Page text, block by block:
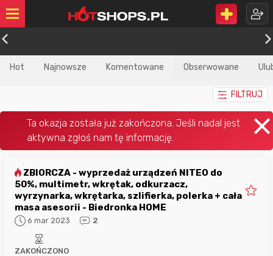
Hot Najnowsze Komentowane Obserwowane
FILTRUJ
50%, multimetr, wkrętak, odkurzacz,
wyrzynarka, wkrętarka, szlifierka, polerka + cała
masa asesorii - Biedronka HOME
6 mar 2023 2
ZAKOŃCZONO